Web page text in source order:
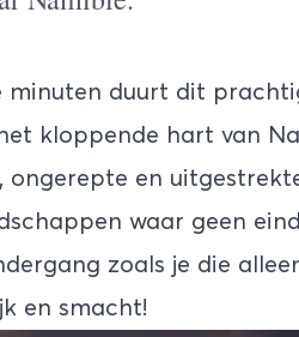
minuten duurt dit
kloppende hart van
ongerepte en
waar geen
zoals je die
en smacht!